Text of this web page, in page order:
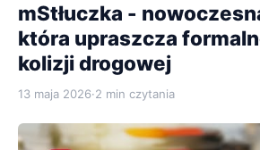
mStłuczka -
która upraszcza
kolizji drogowej
13 maja 2026·2 min czytania